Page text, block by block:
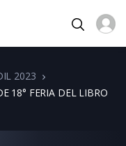
2023
18° FERIA DEL LIBRO